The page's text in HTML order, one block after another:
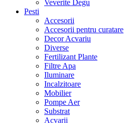
Veverite Degu
Pesti
Accesorii
Accesorii pentru curatare
Decor Acvariu
Diverse
Fertilizant Plante
Filtre Apa
Iluminare
Incalzitoare
Mobilier
Pompe Aer
Substrat
Acvarii